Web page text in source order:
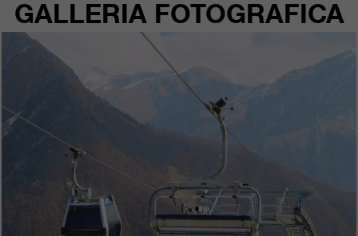
GALLERIA FOTOGRAFICA